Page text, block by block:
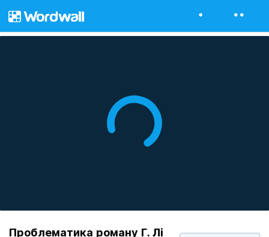
Проблематика роману Г. Лі